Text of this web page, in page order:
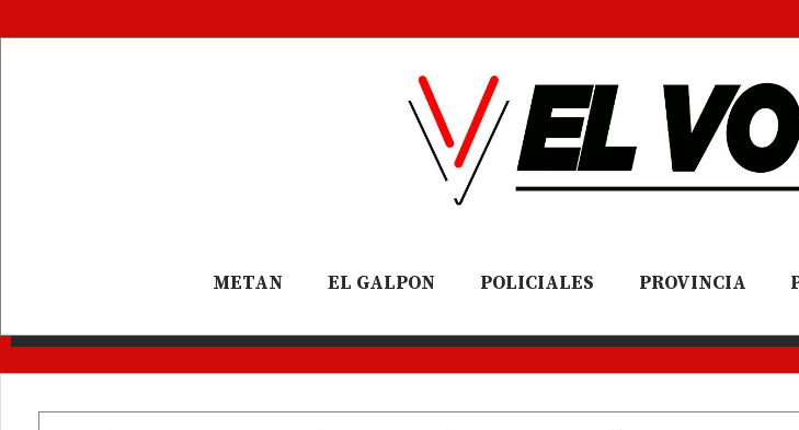
METAN EL GALPON POLICIALES PROVINCIA